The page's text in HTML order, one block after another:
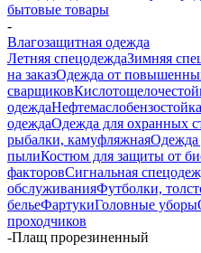
бытовые товары
-
Влагозащитная одежда
Летняя спецодеждаЗимняя
на заказОдежда от
сварщиков
одежда
одеждаОдежда для охранных
рыбалки, камуфляжнаяОдежда
пылиКостюм для защиты от
факторовСигнальная
обслуживанияФутболки,
бельеФартукиГоловные уборы
проходчиков
-Плащ прорезиненный